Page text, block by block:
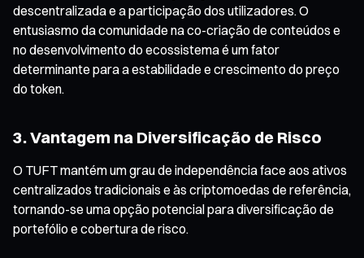
descentralizada e a participação dos utilizadores. O
entusiasmo da comunidade na co-criação de conteúdos e
no desenvolvimento do ecossistema é um fator
determinante para a estabilidade e crescimento do preço
do token.
3. Vantagem na Diversificação de Risco
O TUFT mantém um grau de independência face aos ativos
centralizados tradicionais e às criptomoedas de referência,
tornando-se uma opção potencial para diversificação de
portefólio e cobertura de risco.